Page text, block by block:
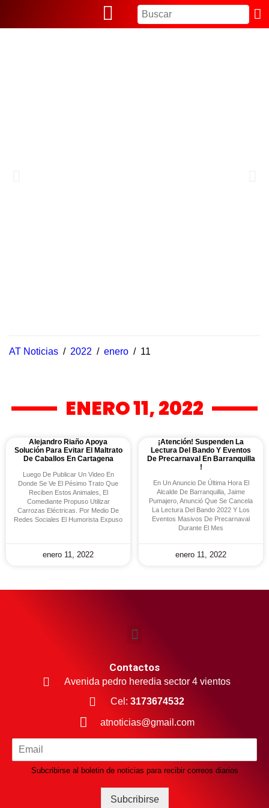
AT Noticias / 2022 / enero / 11
ENERO 11, 2022
Alejandro Riaño Apoya
Solución Para Evitar El Maltrato
De Caballos En Cartagena
Luego De Publicar Un Video En
Donde Se Ve El Pésimo Trato Que
Reciben Estos Animales, El
Comediante Propuso Utilizar
Carrozas Eléctricas. Por Medio De
Redes Sociales El Humorista Expuso
enero 11, 2022
¡Atención! Suspenden La
Lectura Del Bando Y Eventos
De Precarnaval En Barranquilla
!
En Un Anuncio De Última Hora El
Alcalde De Barranquilla, Jaime
Pumajero, Anunció Que Se Cancela
La Lectura Del Bando 2022 Y Los
Eventos Masivos De Precarnaval
Durante El Mes
enero 11, 2022
Contactos
Avenida pedro heredia sector 4 vientos
Cel: 3173674532
atnoticias@gmail.com
Subcribirse al boletin de noticias para recibir correos diarios
Subcribirse